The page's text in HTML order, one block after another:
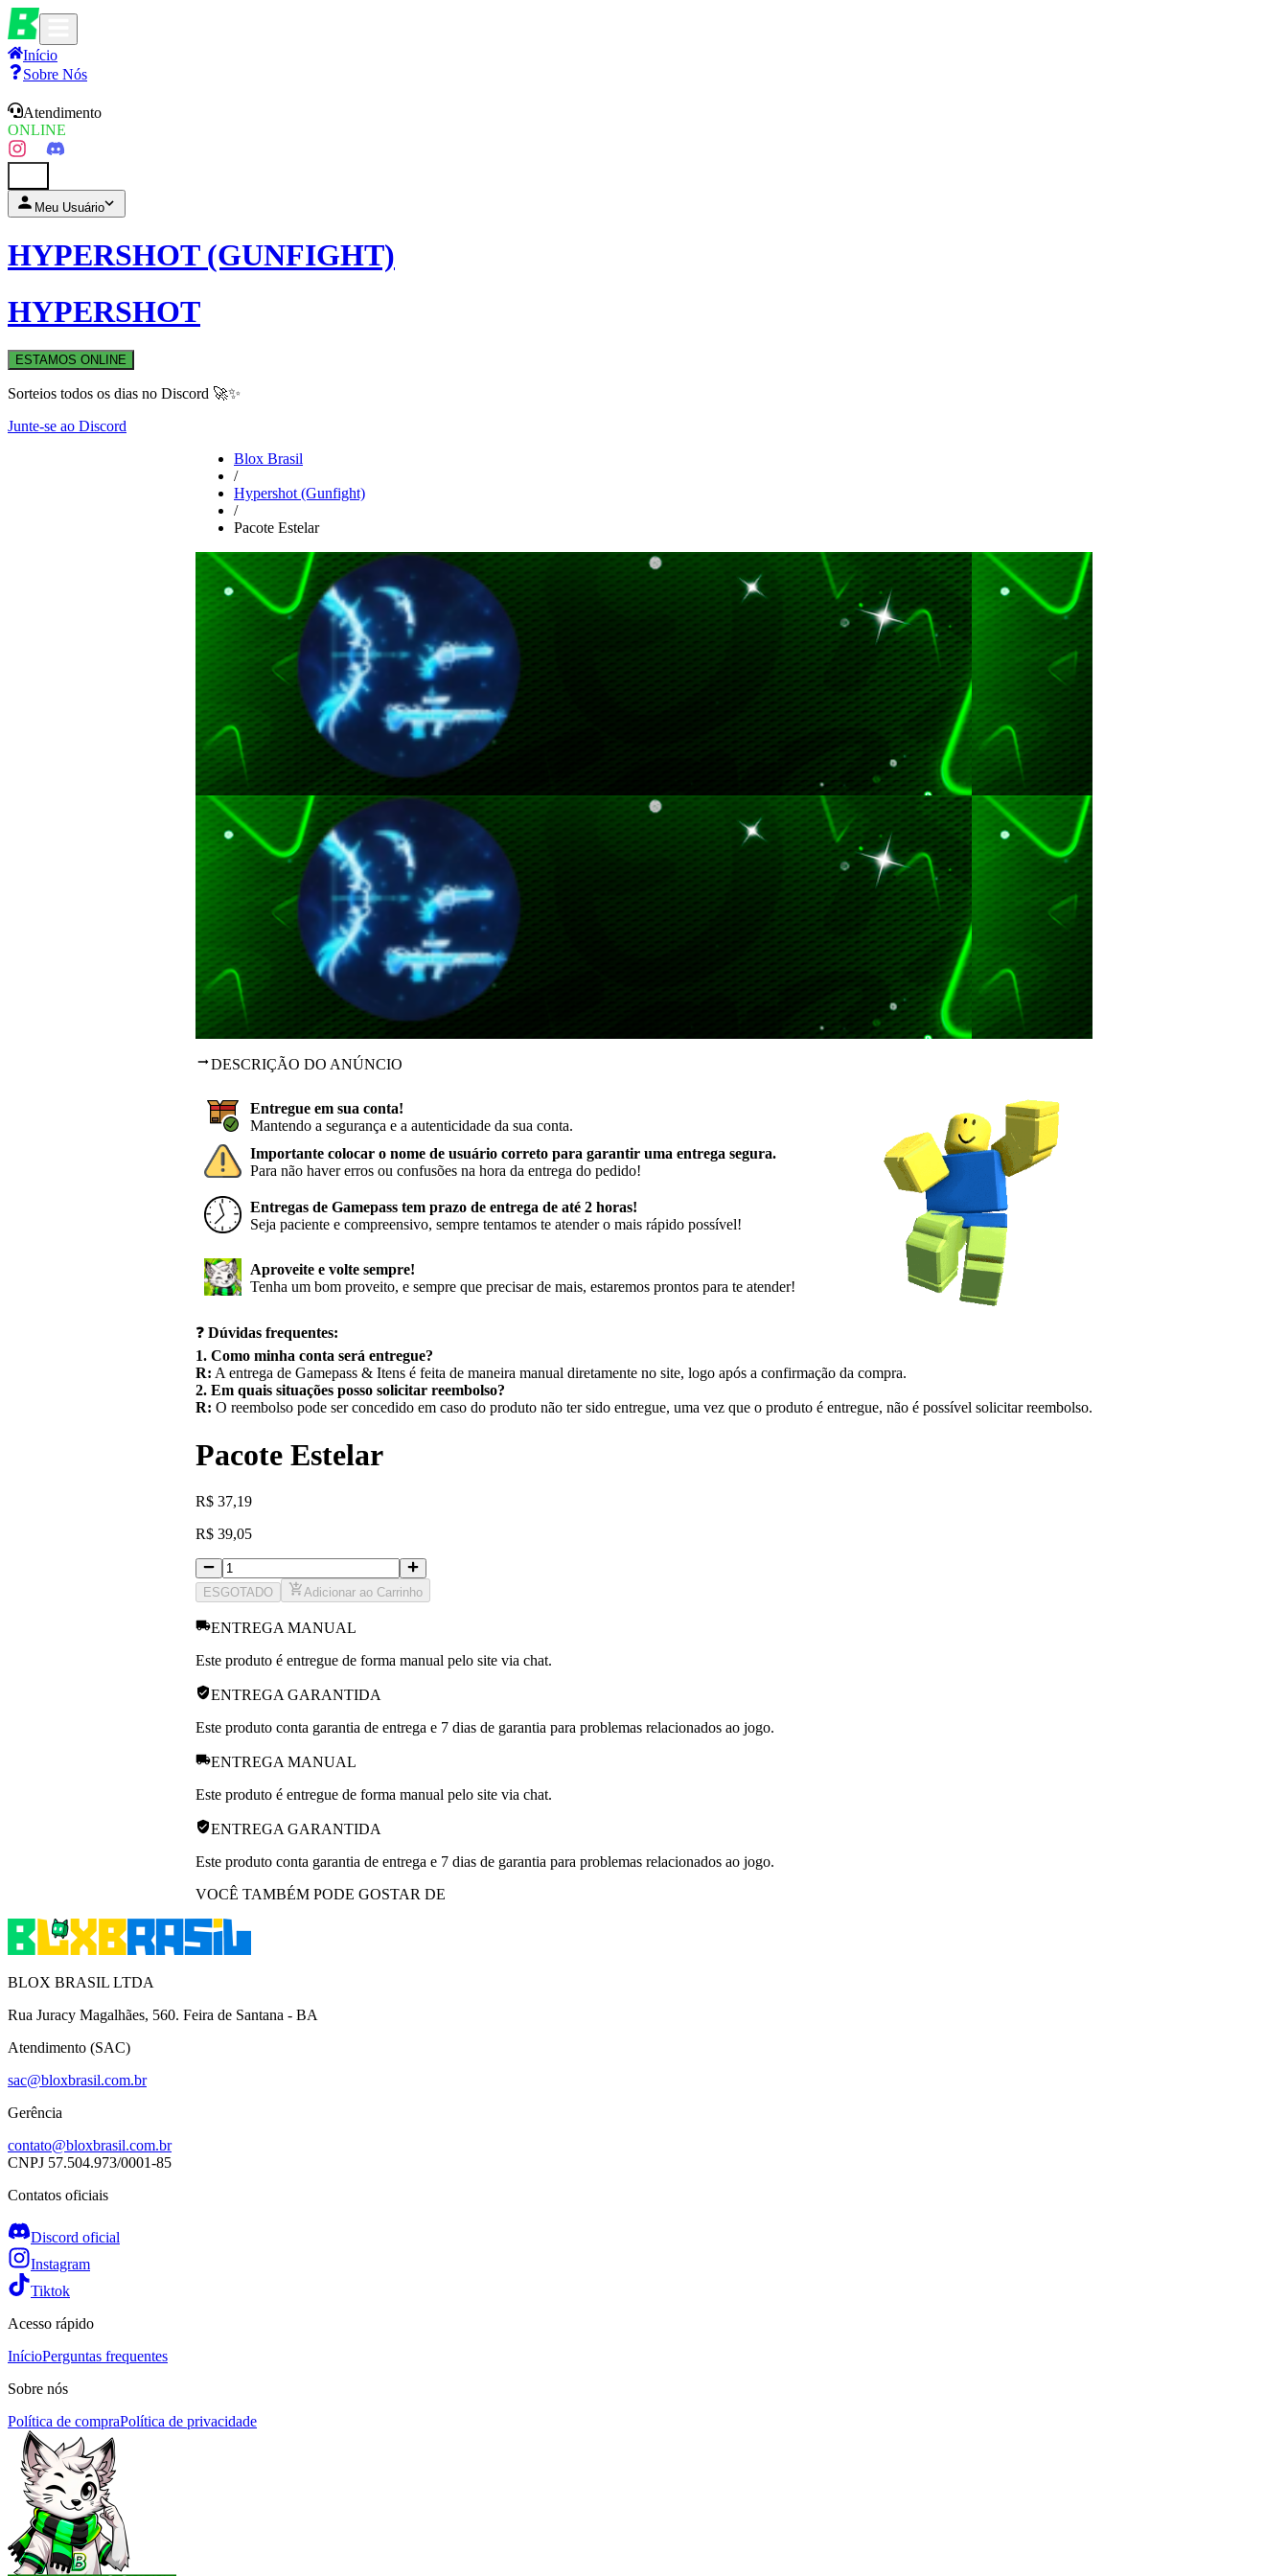
Início
Sobre Nós
Atendimento
ONLINE
Meu Usuário
HYPERSHOT (GUNFIGHT)
HYPERSHOT
ESTAMOS ONLINE
Sorteios todos os dias no Discord 🚀✨
Junte-se ao Discord
Blox Brasil
/
Hypershot (Gunfight)
/
Pacote Estelar
DESCRIÇÃO DO ANÚNCIO
Entregue em sua conta!
Mantendo a segurança e a autenticidade da sua conta.
Importante colocar o nome de usuário correto para garantir uma entrega segura.
Para não haver erros ou confusões na hora da entrega do pedido!
Entregas de Gamepass tem prazo de entrega de até 2 horas!
Seja paciente e compreensivo, sempre tentamos te atender o mais rápido possível!
Aproveite e volte sempre!
Tenha um bom proveito, e sempre que precisar de mais, estaremos prontos para te atender!
❓ Dúvidas frequentes:
1. Como minha conta será entregue?
R: A entrega de Gamepass & Itens é feita de maneira manual diretamente no site, logo após a confirmação da compra.
2. Em quais situações posso solicitar reembolso?
R: O reembolso pode ser concedido em caso do produto não ter sido entregue, uma vez que o produto é entregue, não é possível solicitar reembolso.
Pacote Estelar
R$ 37,19
R$ 39,05
ESGOTADO Adicionar ao Carrinho
ENTREGA MANUAL
Este produto é entregue de forma manual pelo site via chat.
ENTREGA GARANTIDA
Este produto conta garantia de entrega e 7 dias de garantia para problemas relacionados ao jogo.
ENTREGA MANUAL
Este produto é entregue de forma manual pelo site via chat.
ENTREGA GARANTIDA
Este produto conta garantia de entrega e 7 dias de garantia para problemas relacionados ao jogo.
VOCÊ TAMBÉM PODE GOSTAR DE
BLOX BRASIL LTDA
Rua Juracy Magalhães, 560. Feira de Santana - BA
Atendimento (SAC)
sac@bloxbrasil.com.br
Gerência
contato@bloxbrasil.com.br
CNPJ 57.504.973/0001-85
Contatos oficiais
Discord oficial
Instagram
Tiktok
Acesso rápido
InícioPerguntas frequentes
Sobre nós
Política de compraPolítica de privacidade